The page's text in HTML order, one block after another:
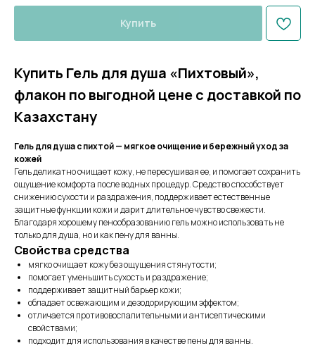
Купить
Купить Гель для душа «Пихтовый»,
флакон по выгодной цене с доставкой по
Казахстану
Гель для душа с пихтой — мягкое очищение и бережный уход за
кожей
Гель деликатно очищает кожу, не пересушивая ее, и помогает сохранить
ощущение комфорта после водных процедур. Средство способствует
снижению сухости и раздражения, поддерживает естественные
защитные функции кожи и дарит длительное чувство свежести.
Благодаря хорошему пенообразованию гель можно использовать не
только для душа, но и как пену для ванны.
Свойства средства
мягко очищает кожу без ощущения стянутости;
помогает уменьшить сухость и раздражение;
поддерживает защитный барьер кожи;
обладает освежающим и дезодорирующим эффектом;
отличается противовоспалительными и антисептическими
свойствами;
подходит для использования в качестве пены для ванны.